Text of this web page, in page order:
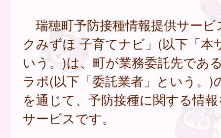
瑞穂町予防接種情報提供サービ
クみずほ 子育てナビ」(以下「本
いう。)は、町が業務委託先であ
ラボ(以下「委託業者」という。)
を通じて、予防接種に関する情
サービスです。